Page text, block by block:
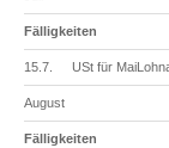
Fälligkeiten
15.7. USt für
August
Fälligkeiten